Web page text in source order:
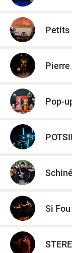
Petits
Pierre
Pop-
Si